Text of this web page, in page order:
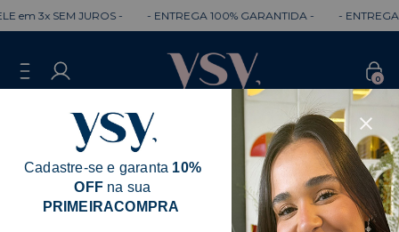
em 3x SEM JUROS - - ENTREGA 100% GARANTIDA - - ENTREGA
0
Erro - 404
Cadastre-se e garanta 10%
OFF na sua
PRIMEIRACOMPRA